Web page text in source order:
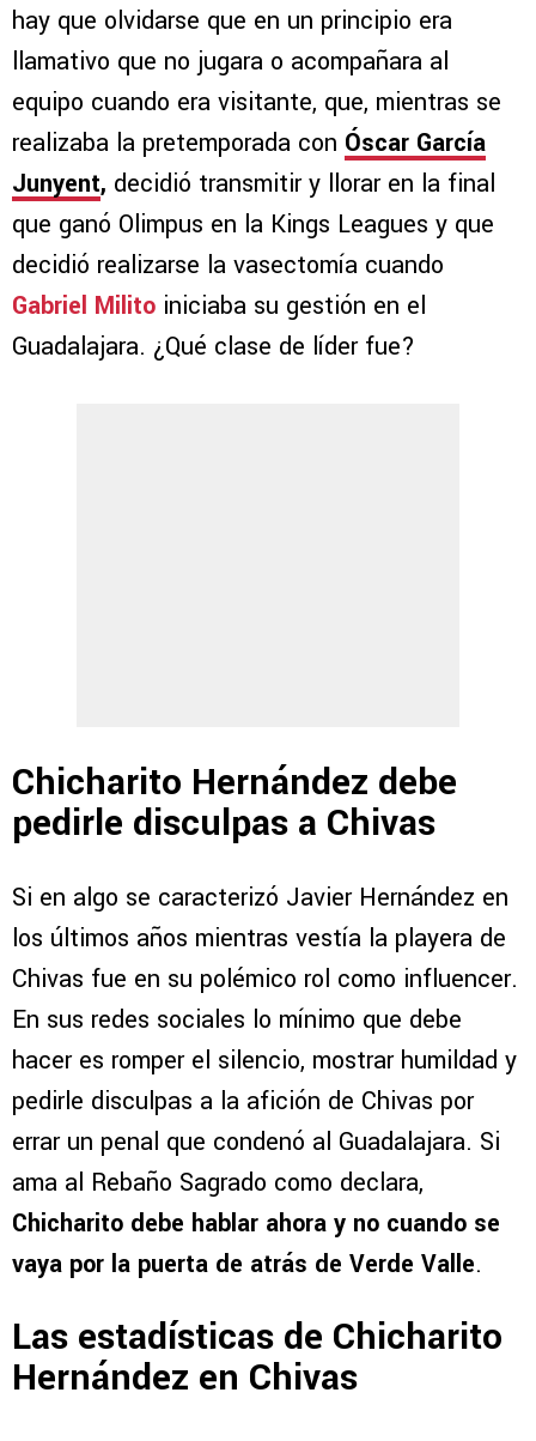
hay que olvidarse que en un principio era
llamativo que no jugara o acompañara al
equipo cuando era visitante, que, mientras se
realizaba la pretemporada con Óscar García
Junyent, decidió transmitir y llorar en la final
que ganó Olimpus en la Kings Leagues y que
decidió realizarse la vasectomía cuando
Gabriel Milito iniciaba su gestión en el
Guadalajara. ¿Qué clase de líder fue?
Chicharito Hernández debe
pedirle disculpas a Chivas
Si en algo se caracterizó Javier Hernández en
los últimos años mientras vestía la playera de
Chivas fue en su polémico rol como influencer.
En sus redes sociales lo mínimo que debe
hacer es romper el silencio, mostrar humildad y
pedirle disculpas a la afición de Chivas por
errar un penal que condenó al Guadalajara. Si
ama al Rebaño Sagrado como declara,
Chicharito debe hablar ahora y no cuando se
vaya por la puerta de atrás de Verde Valle.
Las estadísticas de Chicharito
Hernández en Chivas